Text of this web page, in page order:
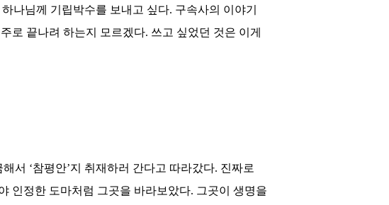
나님께 기립박수를 보내고 싶다. 구속사의 이야기
로 끝나려 하는지 모르겠다. 쓰고 싶었던 것은 이게
서 ‘참평안’지 취재하러 간다고 따라갔다. 진짜로
인정한 도마처럼 그곳을 바라보았다. 그곳이 생명을